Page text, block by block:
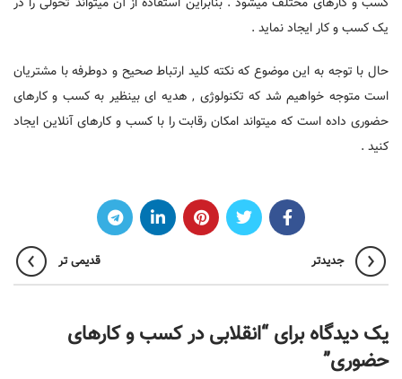
یک کسب و کار ایجاد نماید .
حال با توجه به این موضوع که نکته کلید ارتباط صحیح و دوطرفه با مشتریان
است متوجه خواهیم شد که تکنولوژی , هدیه ای بینظیر به کسب و کارهای
حضوری داده است که میتواند امکان رقابت را با کسب و کار‌های آنلاین ایجاد
کنید .
جدیدتر قدیمی تر
یک دیدگاه برای “انقلابی در کسب و کار‌های
حضوری”